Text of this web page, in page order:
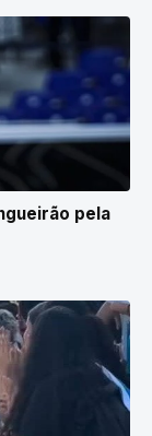
pela